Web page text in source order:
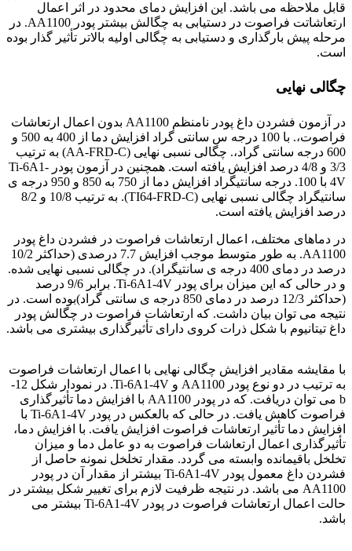
قابل ملاحظه می باشد. این افزایش دمای محدود در اثر اعمال
ارتعاشاتت فراصوت در دستیابی به چگالش بیشتر پودر AA1100. در
مرحله پیش بارگذاری و دستیابی به چگالی اولیه بالاتر تأثیر گذار بوده
است.
چگالی نهایی
در آزمون فشردن داغ پودر نامنظم AA1100 بدون اعمال ارتعاشات
فراصوت،. با 100 درجه س سانتی گراد افزایش دما از 400 به 500 و
600 درجه سانتی گراد،. چگالی نسبی نهایی (AA-FRD-C) به ترتیب
3/3 و 4/8 درصد افزایش یافته است. همچنین در آزمون پودر Ti-6A1-
4V با 100. درجه سانتیگراد افزایش دما از 750 به 850 و 950 درجه ی
سانتیگراد چگالی نسبی نهایی (TI64-FRD-C). به ترتیب 10/8 و 8/2
درصد افزایش یافته است.
در دماهای مختلف، اعمال ارتعاشات فراصوت در فشردن داغ پودر
AA1100. به طور متوسط موجب افزایش 7.7 درصدی (حداکثر 10/2
درصد در دمای 400 درجه ی سانتیگراد). در چگالی نسبی نهایی شده.
و در حالی که این میزان برای پودر Ti-6A1-4V. برابر 9/6 درصد
(حداکثر 12/3 درصد در دمای 850 درجه ی سانتی گراد)بوده است. در
نتیجه می توان بیان داشت. که ارتعاشات فراصوت در چگالش پودر
داغ تیتانیوم با شکل ذرات کروی دارای تأثیرگذاری بیشتری می باشد.
با مقایشه مقادیر افزایش چگالی نهایی با اعمال ارتعاشات فراصوت
به ترتیب در دو نوع پودر AA1100 و Ti-6A1-4V. در نمودار شکل 12-
b می توان دریافت. که در پودر AA1100 با افزایش دما تأثیرگذاری
فراصوت کاهش یافت. در حالی که بالعکس در پودر Ti-6A1-4V با
افزایش دما تأثیر ارتعاشات فراصوت افزایش یافت. با افزایش دما،
تأثیرگذاری اعمال ارتعاشات فراصوت به دو عامل دما و میزان
تخلخل باقیمانده وابسته می گردد. مقدار تخلخل نمونه حاصل از
فشردن داغ معمول پودر Ti-6A1-4V بیشتر از مقدار آن در پودر
AA1100 می باشد. در نتیجه ظرفیت لازم برای تغییر شکل بیشتر در
حالت اعمال ارتعاشات فراصوت در پودر Ti-6A1-4V بیشتر می
باشد.